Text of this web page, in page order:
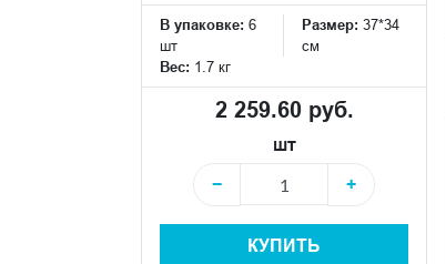
В упаковке: 6
шт
Размер: 37*34
см
Вес: 1.7 кг
2 259.60 руб.
шт
−
+
КУПИТЬ